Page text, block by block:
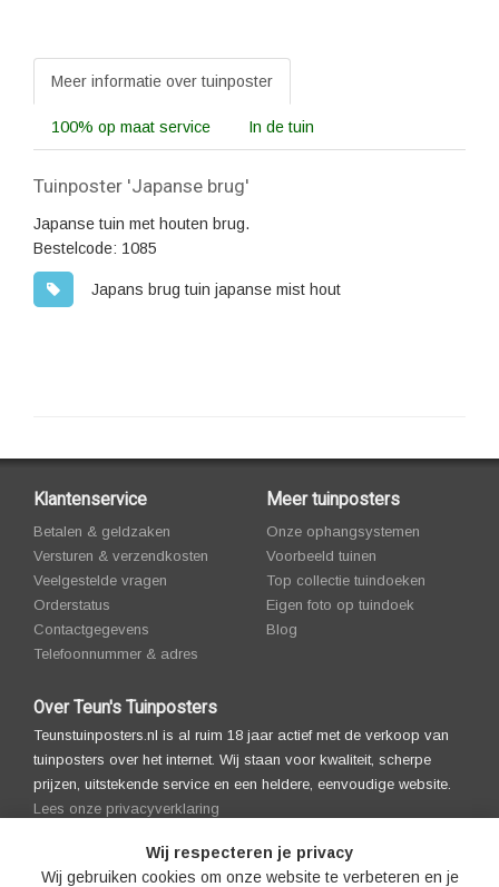
Meer informatie over tuinposter
100% op maat service In de tuin
Tuinposter 'Japanse brug'
Japanse tuin met houten brug.
Bestelcode: 1085
Japans brug tuin japanse mist hout
Klantenservice
Betalen & geldzaken
Versturen & verzendkosten
Veelgestelde vragen
Orderstatus
Contactgegevens
Telefoonnummer & adres
Meer tuinposters
Onze ophangsystemen
Voorbeeld tuinen
Top collectie tuindoeken
Eigen foto op tuindoek
Blog
Over Teun's Tuinposters
Teunstuinposters.nl is al ruim 18 jaar actief met de verkoop van
tuinposters over het internet. Wij staan voor kwaliteit, scherpe
prijzen, uitstekende service en een heldere, eenvoudige website.
Lees onze privacyverklaring
Wij respecteren je privacy
Wij gebruiken cookies om onze website te verbeteren en je